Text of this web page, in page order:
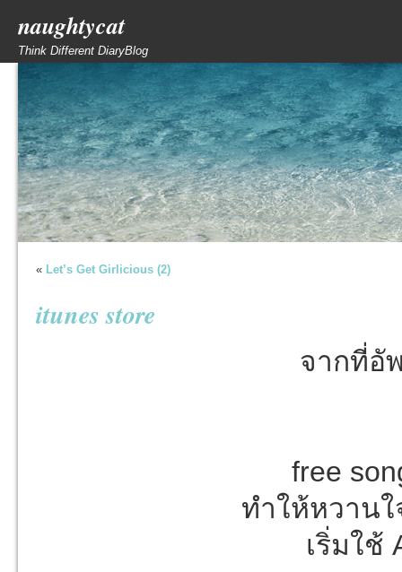
naughtycat
Think Different DiaryBlog
« Let’s Get Girlicious (2)
itunes store
จากที่อั
free
ทำให้หวาน
เริ่มใช้